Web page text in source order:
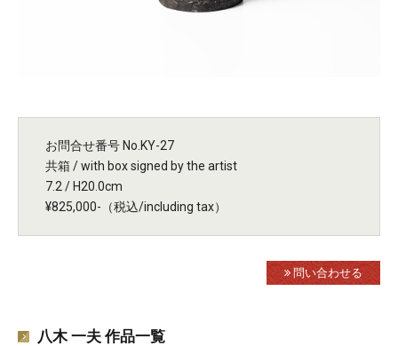
お問合せ番号 No.KY-27
共箱 / with box signed by the artist
7.2 / H20.0cm
¥825,000-（税込/including tax）
問い合わせる
八木 一夫 作品一覧